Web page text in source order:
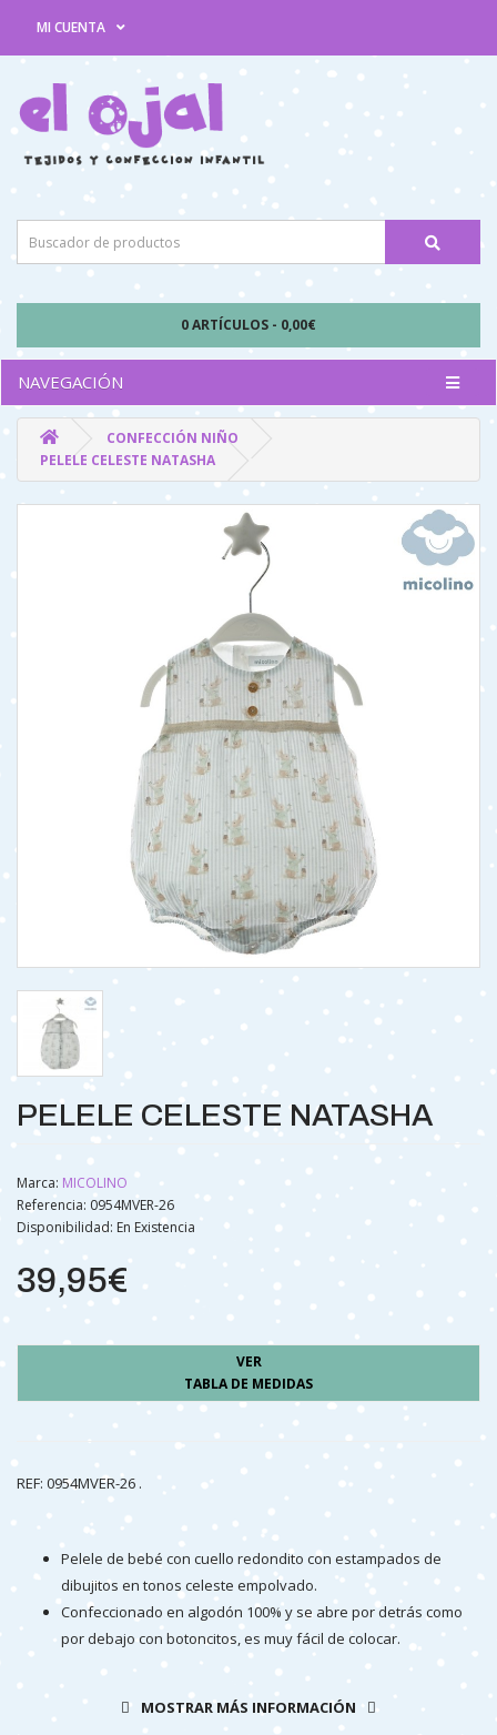
MI CUENTA
0 ARTÍCULOS - 0,00€
NAVEGACIÓN
CONFECCIÓN NIÑO
PELELE CELESTE NATASHA
PELELE CELESTE NATASHA
Marca: MICOLINO
Referencia: 0954MVER-26
Disponibilidad: En Existencia
39,95€
VER
TABLA DE MEDIDAS
REF: 0954MVER-26 .
Pelele de bebé con cuello redondito con estampados de
dibujitos en tonos celeste empolvado.
Confeccionado en algodón 100% y se abre por detrás como
por debajo con botoncitos, es muy fácil de colocar.
Prenda fabricada enteramente en España .
MOSTRAR MÁS INFORMACIÓN